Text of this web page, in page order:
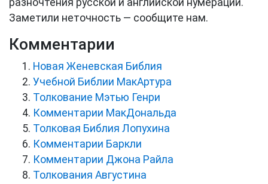
разночтения русской и английской нумераций.
Заметили неточность — сообщите нам.
Комментарии
Новая Женевская Библия
Учебной Библии МакАртура
Толкование Мэтью Генри
Комментарии МакДональда
Толковая Библия Лопухина
Комментарии Баркли
Комментарии Джона Райла
Толкования Августина